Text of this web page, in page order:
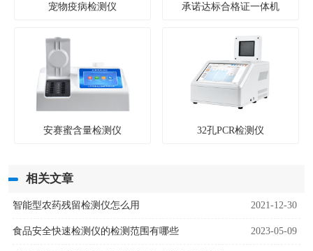
宠物疫病检测仪 承诺达标合格证一体机
安赛蜜含量检测仪 32孔PCR检测仪
相关文章
智能型农药残留检测仪怎么用 2021-12-30
食品安全快速检测仪的检测范围有哪些 2023-05-09